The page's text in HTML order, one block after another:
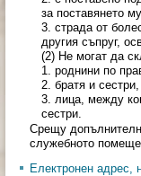
за поставянето
3. страда от
другия съпруг,
(2) Не могат да
1. роднини по
2. братя и
3. лица, между
сестри.
Срещу
служебното
Електронен адрес,